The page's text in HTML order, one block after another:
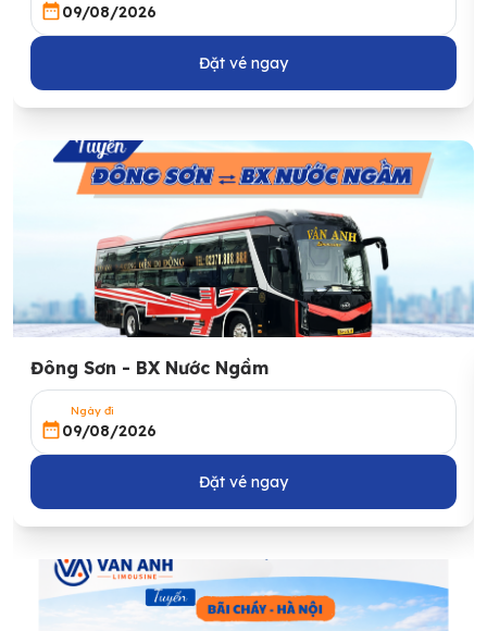
09/08/2026
Đặt vé ngay
Đông Sơn - BX Nước Ngầm
Ngày đi
09/08/2026
Đặt vé ngay